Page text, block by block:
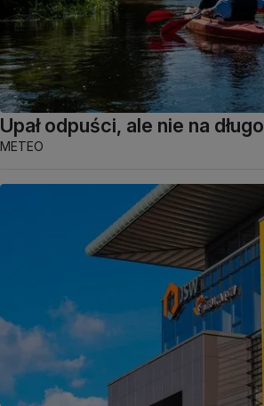
Upał odpuści, ale nie na długo
METEO